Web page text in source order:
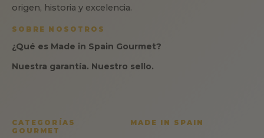
origen, historia y excelencia.
SOBRE NOSOTROS
¿Qué es Made in Spain Gourmet?
Nuestra garantía. Nuestro sello.
CATEGORÍAS
GOURMET
MADE IN SPAIN